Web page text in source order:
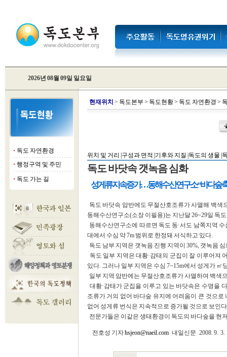
2026년 08월 09일 일요일
■ 독도 자연환경
■ 행정구역 및 주민
■ 독도 가는 길
현재위치 > 독도본부 > 독도현황> 독도 자연환경 >
위치 및 거리 | 구성과 면적 | 기후와 지질 | 독도의 생물 |
독도 바닷속 갯녹음 심화
성게류 지속 증가 … 동해수산연구소 “바다숲
독도 바닷속 암반에도 무절산호조류가 사멸해 백
동해수산연구소(소장 이필용)는 지난달 26~29일 독
동해수산연구소에 따르면 독도 동·서도 남쪽지역
대에서 수심 약 7m 범위로 한정돼 서식하고 있다.
독도 남부 지역은 갯녹음 진행 지역이 30%, 갯녹음
독도 일부 지역은 대황·감태의 군집이 잘 이루어져
있다. 그러나 일부 지역은 수심 7~15m에서 성게가
일부 지역 암반에는 무절산호조류가 사멸하여 백색
대황·감태가 군집을 이루고 있는 바닷속은 수명을
조류가 거의 없어 바다숲 유지에 어려움이 큰 것으
없어 성게류 번식은 지속적으로 증가될 것으로 보인
전문가들은 이같은 생태환경이 독도의 바다숲을 현
전호성 기자hsjeon@naeil.com내일신문 2008. 9. 3.